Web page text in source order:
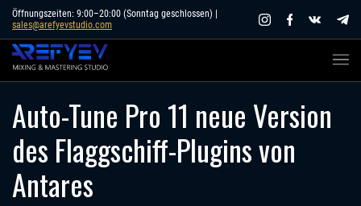
Skip
content
Öffnungszeiten: 9:00–20:00 (Sonntag geschlossen) |
sales@arefyevstudio.com
Auto-Tune Pro 11 neue Version
des Flaggschiff-Plugins von
Antares